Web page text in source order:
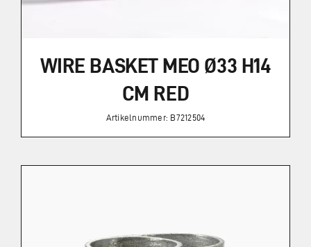
WIRE BASKET MEO Ø33 H14
CM RED
Artikelnummer: B7212504